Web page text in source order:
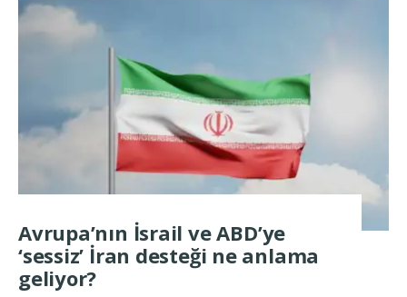
Avrupa’nın İsrail ve ABD’ye
‘sessiz’ İran desteği ne anlama
geliyor?